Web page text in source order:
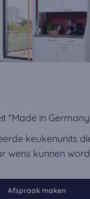
"Made in
keukenunits
wens kunnen
Afspraak maken